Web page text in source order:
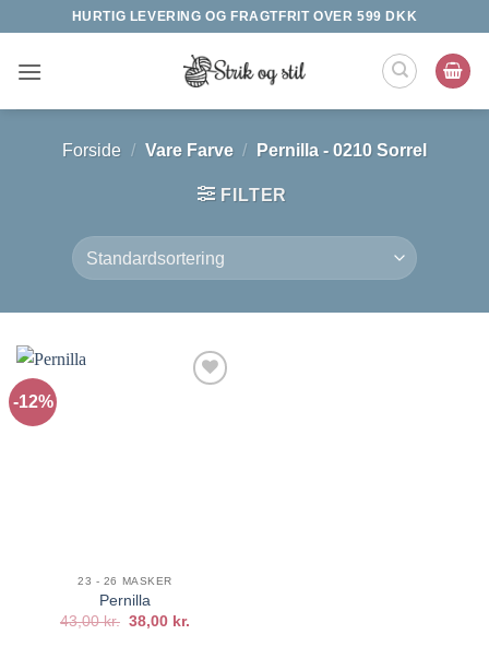
indhold
HURTIG LEVERING OG FRAGTFRIT OVER 599 DKK
Forside / Vare Farve / Pernilla - 0210 Sorrel
FILTER
-12%
23 - 26 MASKER
Pernilla
43,00kr. Den
38,00 kr.